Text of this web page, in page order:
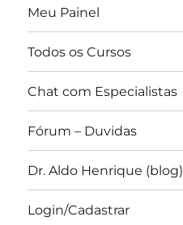
Meu Painel
Todos os Cursos
Chat com Especialistas
Fórum – Duvidas
Dr. Aldo Henrique (blog)
Login/Cadastrar